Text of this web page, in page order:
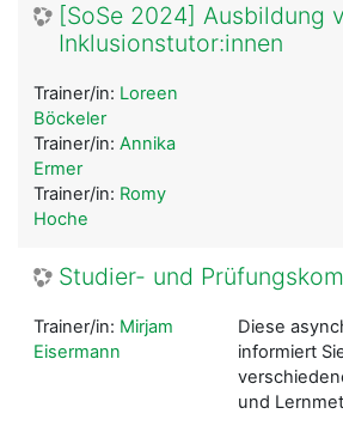
[SoSe 2024] Ausbildung
Inklusionstutor:innen
Trainer/in: Loreen
Böckeler
Trainer/in: Annika
Ermer
Trainer/in: Romy
Hoche
Studier- und
Diese
informiert
und
Trainer/in: Mirjam
Eisermann